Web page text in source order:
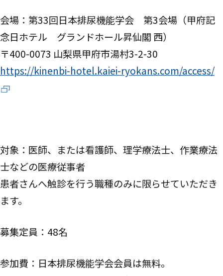
会場：第33回日本排尿機能学会 第3会場（甲府記
念日ホテル グランドホール昇仙閣 西）
〒400-0073 山梨県甲府市湯村3-2-30
https://kinenbi-hotel.kaiei-ryokans.com/access/
対象：医師、または看護師、理学療法士、作業療法
士などの医療従事者
患者さんへ触診を行う職種のみに限らせていただき
ます。
募集定員：48名
参加費：日本排尿機能学会会員は無料。